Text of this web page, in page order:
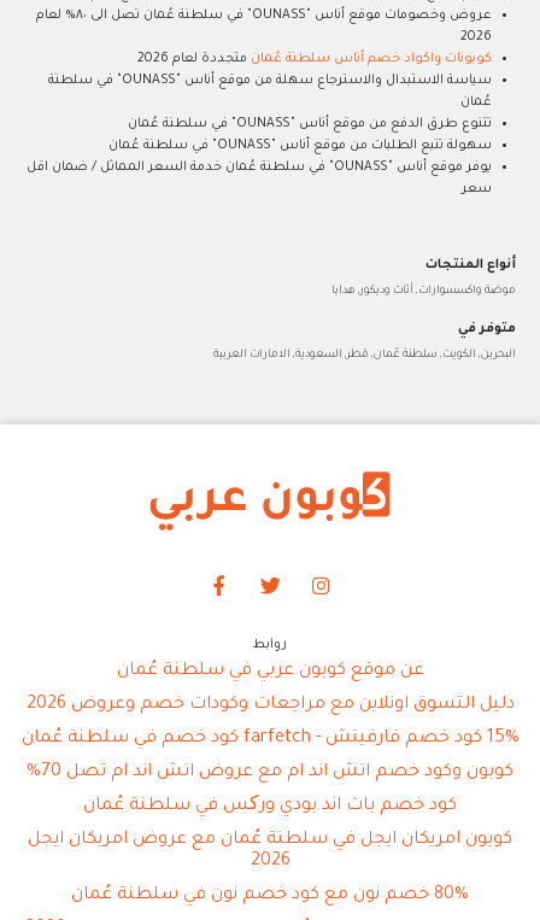
عروض وخصومات موقع أناس "OUNASS" في سلطنة عُمان تصل الى ٨٠% لعام
2026
كوبونات واكواد خصم أناس سلطنة عُمان متجددة لعام 2026
سياسة الاستبدال والاسترجاع سهلة من موقع أناس "OUNASS" في سلطنة
عُمان
تتنوع طرق الدفع من موقع أناس "OUNASS" في سلطنة عُمان
سهولة تتبع الطلبات من موقع أناس "OUNASS" في سلطنة عُمان
يوفر موقع أناس "OUNASS" في سلطنة عُمان خدمة السعر المماثل / ضمان اقل
سعر
أنواع المنتجات
موضة واكسسوارات, أثاث وديكور, هدايا
متوفر في
البحرين, الكويت, سلطنة عُمان, قطر, السعودية, الامارات العربية
روابط
عن موقع كوبون عربي في سلطنة عُمان
دليل التسوق اونلاين مع مراجعات وكودات خصم وعروض 2026
15% كود خصم فارفيتش - farfetch كود خصم في سلطنة عُمان
كوبون وكود خصم اتش اند ام مع عروض اتش اند ام تصل 70%
كود خصم باث اند بودي ورکس في سلطنة عُمان
كوبون امريكان ايجل في سلطنة عُمان مع عروض امريكان ايجل
2026
80% خصم نون مع كود خصم نون في سلطنة عُمان